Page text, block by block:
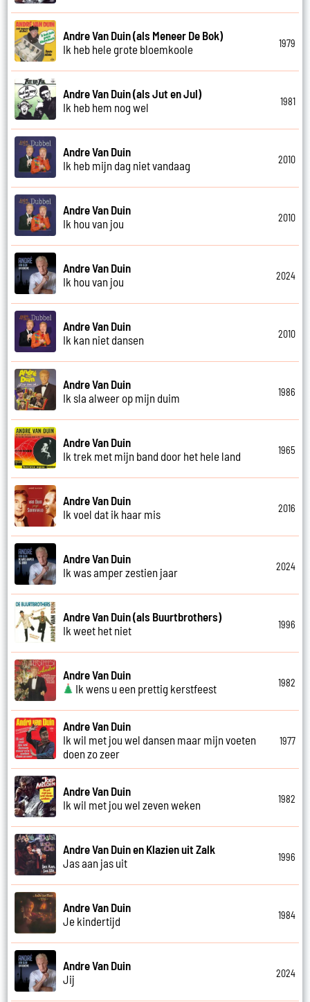
Andre Van Duin (als Meneer De Bok)
Ik heb hele grote bloemkoole
1979
Andre Van Duin (als Jut en Jul)
Ik heb hem nog wel
1981
Andre Van Duin
Ik heb mijn dag niet vandaag
2010
Andre Van Duin
Ik hou van jou
2010
Andre Van Duin
Ik hou van jou
2024
Andre Van Duin
Ik kan niet dansen
2010
Andre Van Duin
Ik sla alweer op mijn duim
1986
Andre Van Duin
Ik trek met mijn band door het hele land
1965
Andre Van Duin
Ik voel dat ik haar mis
2016
Andre Van Duin
Ik was amper zestien jaar
2024
Andre Van Duin (als Buurtbrothers)
Ik weet het niet
1996
Andre Van Duin
Ik wens u een prettig kerstfeest
1982
Andre Van Duin
Ik wil met jou wel dansen maar mijn voeten
doen zo zeer
1977
Andre Van Duin
Ik wil met jou wel zeven weken
1982
Andre Van Duin en Klazien uit Zalk
Jas aan jas uit
1996
Andre Van Duin
Je kindertijd
1984
Andre Van Duin
Jij
2024